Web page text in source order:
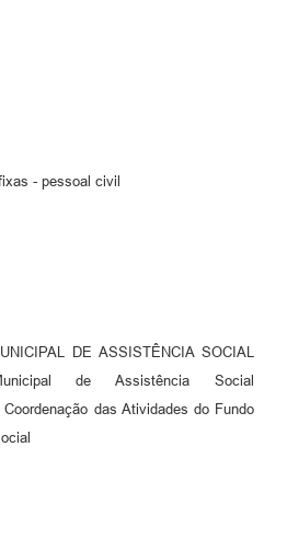
- pessoal civil
DE ASSISTÊNCIA SOCIAL
de Assistência Social
das Atividades do Fundo